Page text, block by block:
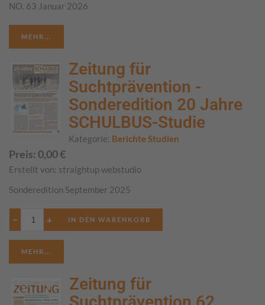
NO. 63 Januar 2026
MEHR...
Zeitung für
Suchtprävention -
Sonderedition 20 Jahre
SCHULBUS-Studie
Kategorie: Berichte Studien
Preis: 0,00€
Erstellt von: straightup webstudio
Sonderedition September 2025
− +
MEHR...
Zeitung für